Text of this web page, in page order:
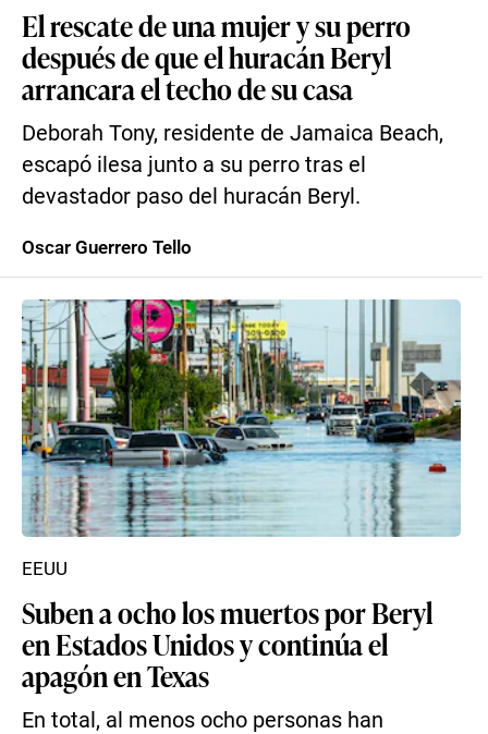
El rescate de una mujer y su perro
después de que el huracán Beryl
arrancara el techo de su casa
Deborah Tony, residente de Jamaica Beach,
escapó ilesa junto a su perro tras el
devastador paso del huracán Beryl.
Oscar Guerrero Tello
Suben a ocho los muertos por Beryl
en Estados Unidos y continúa el
apagón en Texas
En total, al menos ocho personas han
EEUU